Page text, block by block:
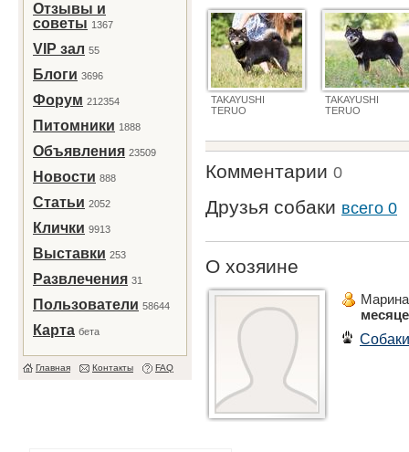
Отзывы и
советы 1367
VIP зал 55
Блоги 3696
Форум 212354
Питомники 1888
Объявления 23509
Новости 888
Статьи 2052
Клички 9913
Выставки 253
Развлечения 31
Пользователи 58644
Карта бета
Главная Контакты FAQ
TAKAYUSHI
TERUO
TAKAYUSHI
TERUO
Комментарии 0
Друзья собаки всего 0
О хозяине
Собаки